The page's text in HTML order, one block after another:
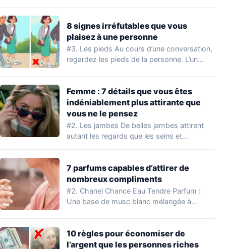
8 signes irréfutables que vous
plaisez à une personne
#3. Les pieds Au cours d’une conversation,
regardez les pieds de la personne. L’un…
Femme : 7 détails que vous êtes
indéniablement plus attirante que
vous ne le pensez
#2. Les jambes De belles jambes attirent
autant les regards que les seins et…
7 parfums capables d’attirer de
nombreux compliments
#2. Chanel Chance Eau Tendre Parfum :
Une base de musc blanc mélangée à…
10 règles pour économiser de
l’argent que les personnes riches